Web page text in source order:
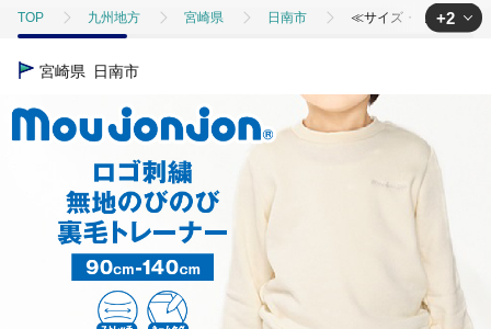
TOP 九州地方 宮崎県 日南市 ≪サイズ・カラーが選
TOP
≪サイズ・カラーが選べる≫ ロゴ刺
+2
宮崎県 日南市